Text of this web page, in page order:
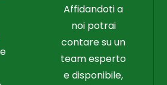
Affidandoti a
noi potrai
contare su un
team esperto
e disponibile,